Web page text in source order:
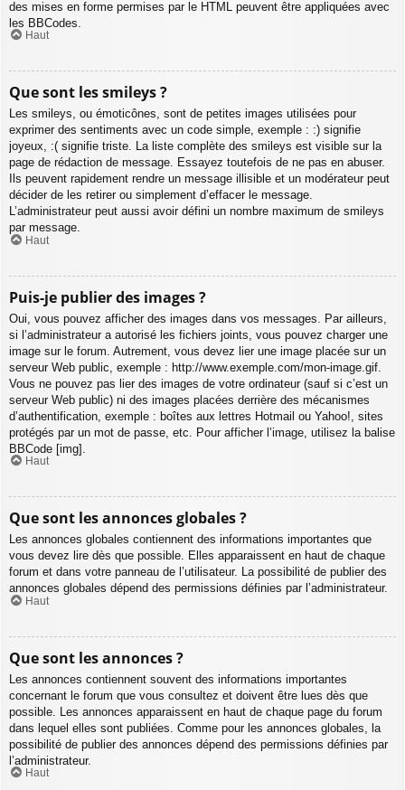
des mises en forme permises par le HTML peuvent être appliquées avec
les BBCodes.
Haut
Que sont les smileys ?
Les smileys, ou émoticônes, sont de petites images utilisées pour
exprimer des sentiments avec un code simple, exemple : :) signifie
joyeux, :( signifie triste. La liste complète des smileys est visible sur la
page de rédaction de message. Essayez toutefois de ne pas en abuser.
Ils peuvent rapidement rendre un message illisible et un modérateur peut
décider de les retirer ou simplement d’effacer le message.
L’administrateur peut aussi avoir défini un nombre maximum de smileys
par message.
Haut
Puis-je publier des images ?
Oui, vous pouvez afficher des images dans vos messages. Par ailleurs,
si l’administrateur a autorisé les fichiers joints, vous pouvez charger une
image sur le forum. Autrement, vous devez lier une image placée sur un
serveur Web public, exemple : http://www.exemple.com/mon-image.gif.
Vous ne pouvez pas lier des images de votre ordinateur (sauf si c’est un
serveur Web public) ni des images placées derrière des mécanismes
d’authentification, exemple : boîtes aux lettres Hotmail ou Yahoo!, sites
protégés par un mot de passe, etc. Pour afficher l’image, utilisez la balise
BBCode [img].
Haut
Que sont les annonces globales ?
Les annonces globales contiennent des informations importantes que
vous devez lire dès que possible. Elles apparaissent en haut de chaque
forum et dans votre panneau de l’utilisateur. La possibilité de publier des
annonces globales dépend des permissions définies par l’administrateur.
Haut
Que sont les annonces ?
Les annonces contiennent souvent des informations importantes
concernant le forum que vous consultez et doivent être lues dès que
possible. Les annonces apparaissent en haut de chaque page du forum
dans lequel elles sont publiées. Comme pour les annonces globales, la
possibilité de publier des annonces dépend des permissions définies par
l’administrateur.
Haut